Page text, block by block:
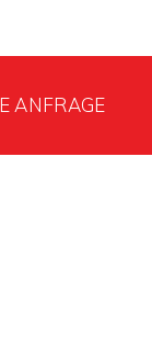
ANFRAGE